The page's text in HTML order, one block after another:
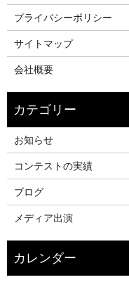
プライバシーポリシー
サイトマップ
会社概要
お知らせ
コンテストの実績
ブログ
メディア出演